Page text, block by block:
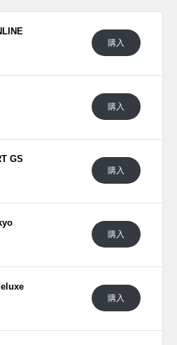
一部のプーマ取扱店にて発売予
税込)。 また新たな情報が入り次
などで報告した
(pic. kiks.com)
購入
購入
GS
購入
購入
購入